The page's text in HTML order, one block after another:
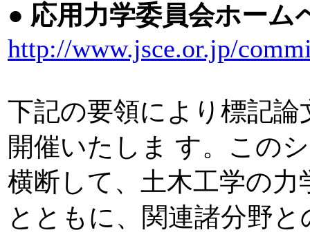
● 応用力学委員会ホーム
http://www.jsce.or.jp/
下記の要領により標記
開催いたしま す。この
横断して、土木工学の
とともに、関連諸分野